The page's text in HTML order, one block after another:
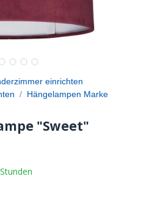
einrichten
Hängelampen Marke
"Sweet"